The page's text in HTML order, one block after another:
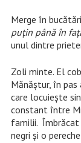
Merge în
puțin până în
unul dintre
Zoli minte. El
Mănăștur, în
care locuiește
constant între
familii. Îmbrăcat
negri și o